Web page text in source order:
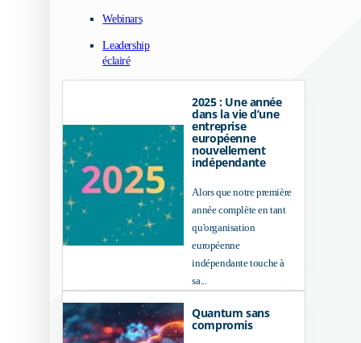
Webinars
Leadership
éclairé
2025 : Une année
dans la vie d’une
entreprise
européenne
nouvellement
indépendante
Alors que notre première
année complète en tant
qu'organisation
européenne
indépendante touche à
sa...
Quantum sans
compromis